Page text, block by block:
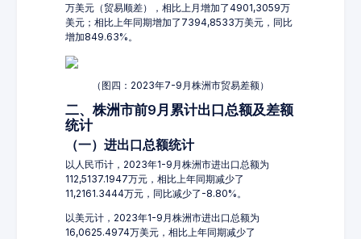
万美元（贸易顺差），相比上月增加了4901,3059万
美元；相比上年同期增加了7394,8533万美元，同比
增加849.63%。
（图四：2023年7-9月株洲市贸易差额）
二、株洲市前9月累计出口总额及差额
统计
（一）进出口总额统计
以人民币计，2023年1-9月株洲市进出口总额为
112,5137.1947万元，相比上年同期减少了
11,2161.3444万元，同比减少了-8.80%。
以美元计，2023年1-9月株洲市进出口总额为
16,0625.4974万美元，相比上年同期减少了